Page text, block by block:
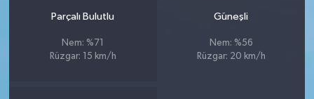
Parçalı Bulutlu
Nem: %71
Rüzgar: 15 km/h
Güneşli
Nem: %56
Rüzgar: 20 km/h